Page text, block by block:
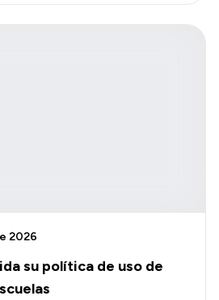
su política de uso de
2026